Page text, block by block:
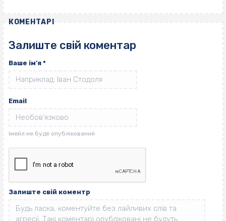
КОМЕНТАРІ
Залиште свій коментар
Ваше ім'я *
Email
Залиште свій коментр